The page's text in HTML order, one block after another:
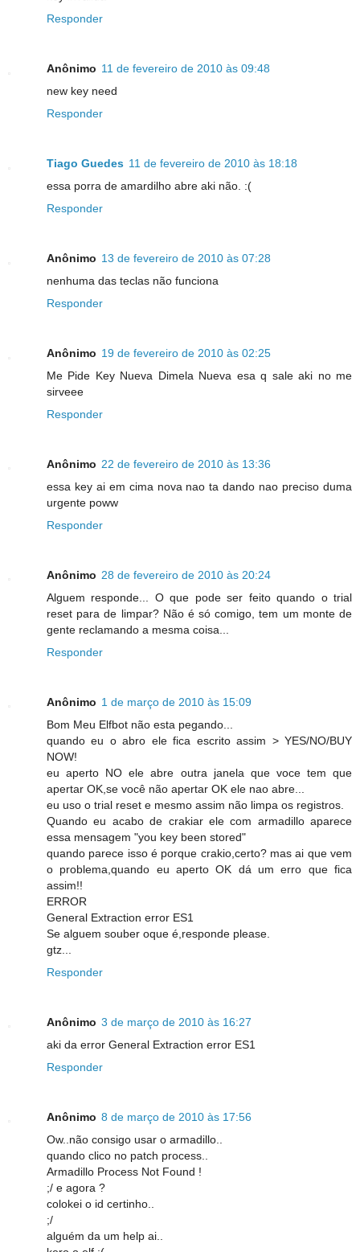
Responder
Anônimo 11 de fevereiro de 2010 às 09:48
new key need
Responder
Tiago Guedes 11 de fevereiro de 2010 às 18:18
essa porra de amardilho abre aki não. :(
Responder
Anônimo 13 de fevereiro de 2010 às 07:28
nenhuma das teclas não funciona
Responder
Anônimo 19 de fevereiro de 2010 às 02:25
Me Pide Key Nueva Dimela Nueva esa q sale aki no me
sirveee
Responder
Anônimo 22 de fevereiro de 2010 às 13:36
essa key ai em cima nova nao ta dando nao preciso duma
urgente poww
Responder
Anônimo 28 de fevereiro de 2010 às 20:24
Alguem responde... O que pode ser feito quando o trial
reset para de limpar? Não é só comigo, tem um monte de
gente reclamando a mesma coisa...
Responder
Anônimo 1 de março de 2010 às 15:09
Bom Meu Elfbot não esta pegando...
quando eu o abro ele fica escrito assim > YES/NO/BUY
NOW!
eu aperto NO ele abre outra janela que voce tem que
apertar OK,se você não apertar OK ele nao abre...
eu uso o trial reset e mesmo assim não limpa os registros.
Quando eu acabo de crakiar ele com armadillo aparece
essa mensagem "you key been stored"
quando parece isso é porque crakio,certo? mas ai que vem
o problema,quando eu aperto OK dá um erro que fica
assim!!
ERROR
General Extraction error ES1
Se alguem souber oque é,responde please.
gtz...
Responder
Anônimo 3 de março de 2010 às 16:27
aki da error General Extraction error ES1
Responder
Anônimo 8 de março de 2010 às 17:56
Ow..não consigo usar o armadillo..
quando clico no patch process..
Armadillo Process Not Found !
;/ e agora ?
colokei o id certinho..
;/
alguém da um help ai..